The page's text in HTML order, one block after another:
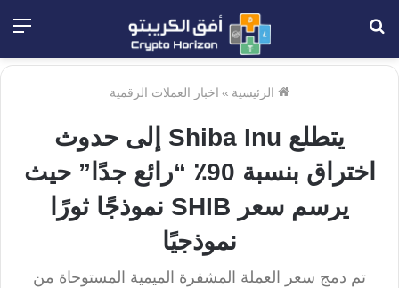
الرئيسية » اخبار العملات الرقمية
يتطلع Shiba Inu إلى حدوث
اختراق بنسبة 90٪ “رائع جدًا” حيث
يرسم سعر SHIB نموذجًا ثورًا
نموذجيًا
تم دمج سعر العملة المشفرة الميمية المستوحاة من